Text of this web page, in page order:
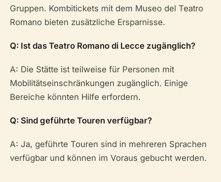
Gruppen. Kombitickets mit dem Museo del Teatro
Romano bieten zusätzliche Ersparnisse.
Q: Ist das Teatro Romano di Lecce zugänglich?
A: Die Stätte ist teilweise für Personen mit
Mobilitätseinschränkungen zugänglich. Einige
Bereiche könnten Hilfe erfordern.
Q: Sind geführte Touren verfügbar?
A: Ja, geführte Touren sind in mehreren Sprachen
verfügbar und können im Voraus gebucht werden.